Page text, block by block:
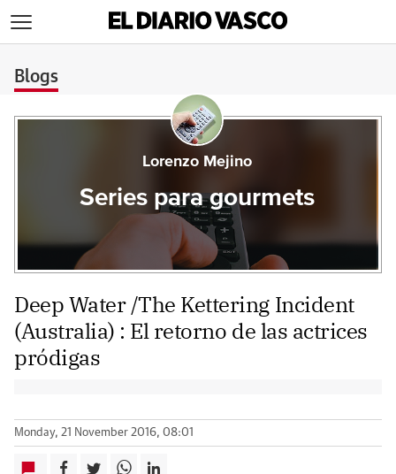
Blogs
Lorenzo Mejino
Series para gourmets
Deep Water /The Kettering Incident
(Australia) : El retorno de las actrices
pródigas
Monday, 21 November 2016, 08:01